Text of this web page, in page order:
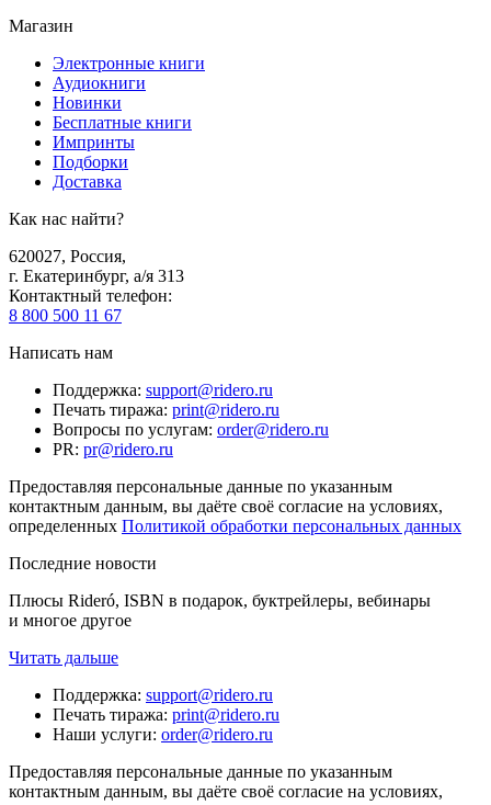
Магазин
Электронные книги
Аудиокниги
Новинки
Бесплатные книги
Импринты
Подборки
Доставка
Как нас найти?
620027, Россия,
г. Екатеринбург, а/я 313
Контактный телефон:
8 800 500 11 67
Написать нам
Поддержка: support@ridero.ru
Печать тиража: print@ridero.ru
Вопросы по услугам: order@ridero.ru
PR: pr@ridero.ru
Предоставляя персональные данные по указанным
контактным данным, вы даёте своё согласие на условиях,
определенных Политикой обработки персональных данных
Последние новости
Плюсы Rideró, ISBN в подарок, буктрейлеры, вебинары
и многое другое
Читать дальше
Поддержка: support@ridero.ru
Печать тиража: print@ridero.ru
Наши услуги: order@ridero.ru
Предоставляя персональные данные по указанным
контактным данным, вы даёте своё согласие на условиях,